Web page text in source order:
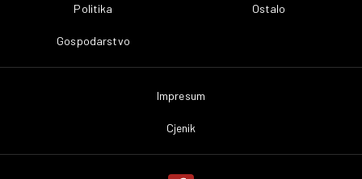
Politika
Gospodarstvo
Ostalo
Impresum
Cjenik